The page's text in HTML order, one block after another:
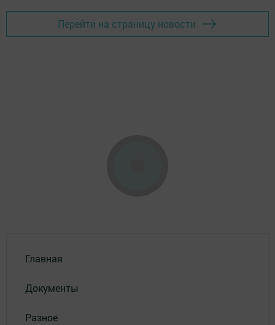
Перейти на страницу новости
Главная
Документы
Разное